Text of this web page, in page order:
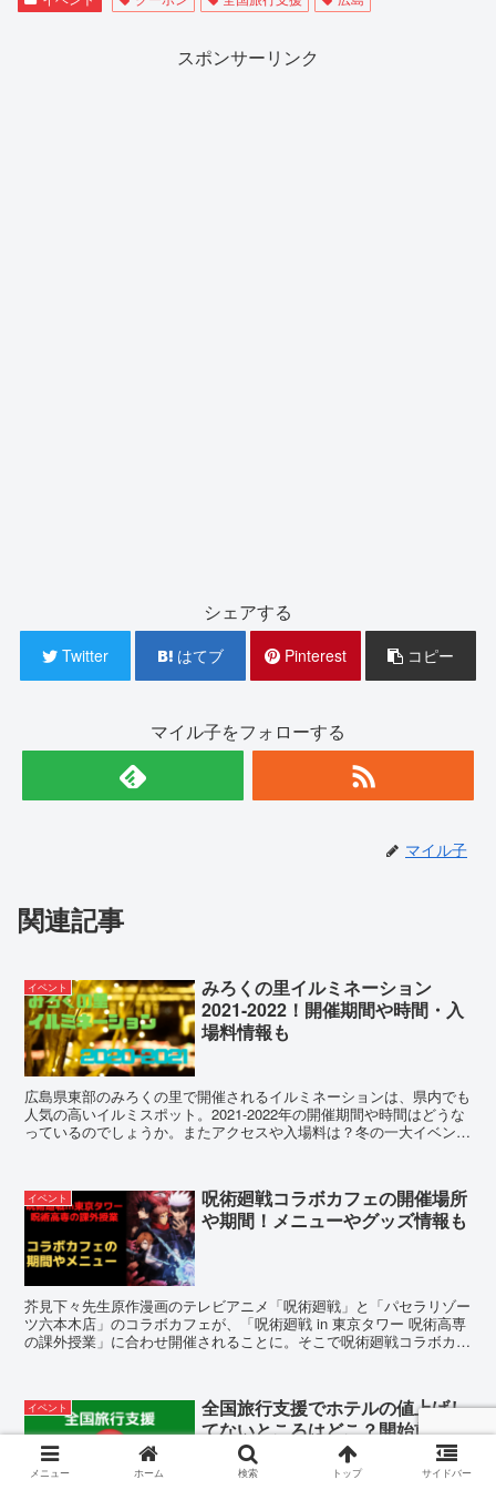
スポンサーリンク
シェアする
Twitter はてブ Pinterest コピー
マイル子をフォローする
マイル子
関連記事
イベント
みろくの里イルミネーション
2021-2022！開催期間や時間・入
場料情報も
広島県東部のみろくの里で開催されるイルミネーションは、県内でも
人気の高いイルミスポット。2021-2022年の開催期間や時間はどうな
っているのでしょうか。またアクセスや入場料は？冬の一大イベント
イベント
呪術廻戦コラボカフェの開催場所
や期間！メニューやグッズ情報も
芥見下々先生原作漫画のテレビアニメ「呪術廻戦」と「パセラリゾー
ツ六本木店」のコラボカフェが、「呪術廻戦 in 東京タワー 呪術高専
の課外授業」に合わせ開催されることに。そこで呪術廻戦コラボカフ
イベント
全国旅行支援でホテルの値上げし
てないところはどこ？開始前に九
州で安く探した結果
メニュー ホーム 検索 トップ サイドバー